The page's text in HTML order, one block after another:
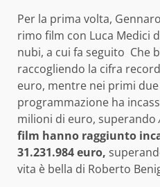
Per la prima volta,
rimo film con Luca Medici
nubi, a cui fa seguito Che
raccogliendo la cifra
euro, mentre nei primi
programmazione ha
milioni di euro, superando
film hanno raggiunto
31.231.984 euro,
vita è bella di Roberto